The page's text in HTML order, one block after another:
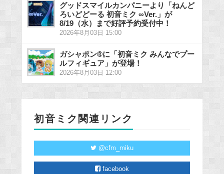
グッドスマイルカンパニーより「ねんど
ろいどどーる 初音ミク ∞Ver.」が
8/19（水）まで好評予約受付中！
2026年8月03日 15:00
ガシャポン®に「初音ミク みんなでプー
ルフィギュア」が登場！
2026年8月03日 12:00
初音ミク関連リンク
@cfm_miku
facebook